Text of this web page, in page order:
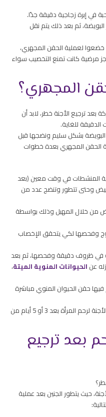
في إبرة زجاجية دقيقة جدًا.
ثم بعد ذلك يتم نقل
خضعوا لعملية الحقن المجهري،
مرضية كانت تمنع التخصيب سواء
المجهري؟
ترجيع الأجنة خطر، لابد أن
للغاية.
بشكل سليم ونضجها قبل
الحقن المجهري بعدة خطوات
المنشطات في وقت معين (بعد
وحتى تتطور وتنضج عدد من
من خلال المهبل وذلك بواسطة
وفحصها لكي يتحقق الإخصاب
في ظروف دقيقة وفحصها، ثم بعد
عن الحيوانات المنوية الميتة،
فيها حقن الحيوان المنوي مباشرة
وفي النهاية يتم نقل واحد أو اثنين من الأجنة لرحم المرأة بعد 3 أو 5 أيام من
بعد ترجيع
حيث يتطور الجنين بعد عملية